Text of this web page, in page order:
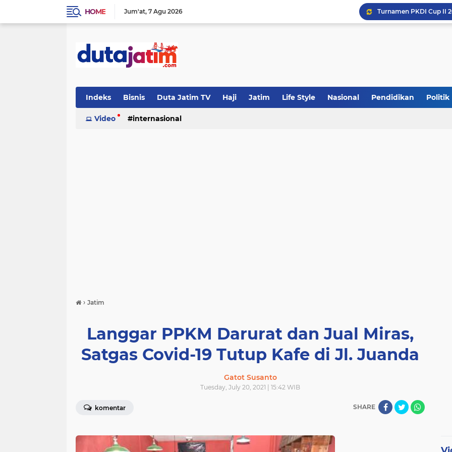
HOME Jum'at 7 Agu 2026
Khutbah Jumat:
Indeks Bisnis Duta Jatim TV Haji Jatim Life Style Nasional Pendidikan Politik
Video internasional
› Jatim
Langgar PPKM Darurat dan Jual Miras,
Satgas Covid-19 Tutup Kafe di Jl. Juanda
Gatot Susanto
Tuesday, July 20, 2021 | 15:42 WIB
komentar SHARE